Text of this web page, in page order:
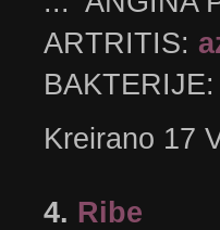
ARTRITIS:
Kreirano 17
4. Ribe